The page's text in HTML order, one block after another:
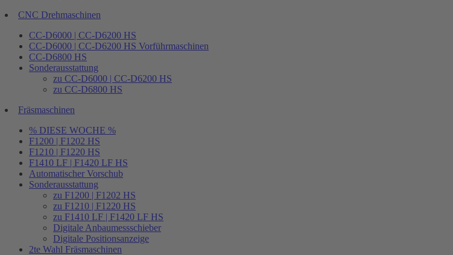
CNC Drehmaschinen
CC-D6000 | CC-D6200 HS
CC-D6000 | CC-D6200 HS Vorführmaschinen
CC-D6800 HS
Sonderausstattung
zu CC-D6000 | CC-D6200 HS
zu CC-D6800 HS
Fräsmaschinen
% DIESE WOCHE %
F1200 | F1202 HS
F1210 | F1220 HS
F1410 LF | F1420 LF HS
Automatischer Vorschub
Sonderausstattung
zu F1200 | F1202 HS
zu F1210 | F1220 HS
zu F1410 LF | F1420 LF HS
Digitale Anbaumessschieber
Digitale Positionsanzeige
2te Wahl Fräsmaschinen